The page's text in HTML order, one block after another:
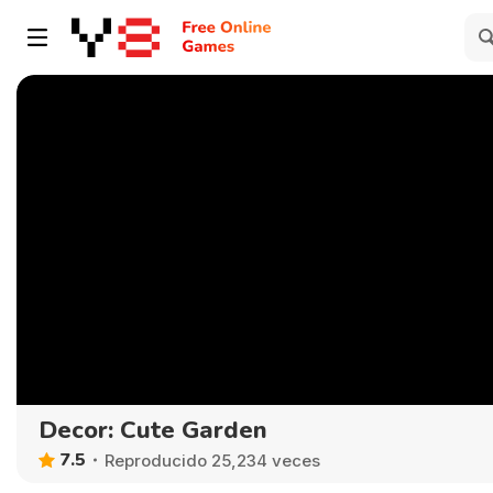
Decor: Cute Garden
7.5 Reproducido 25,234 veces